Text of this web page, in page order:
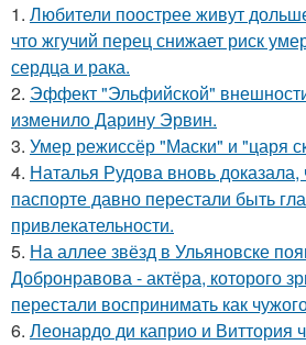
1. Любители поострее живут
что жгучий перец снижает риск
сердца и рака.
2. Эффект "Эльфийской"
изменило Дарину Эрвин.
3. Умер режиссёр "Маски" и "царя
4. Наталья Рудова вновь
паспорте давно перестали быть
привлекательности.
5. На аллее звёзд в Ульяновске
Добронравова - актёра, которого
перестали воспринимать как
6. Леонардо ди каприо и Виттория